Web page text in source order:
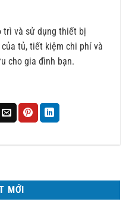
trì và sử dụng thiết bị
tủ, tiết kiệm chi phí và
cho gia đình bạn.
MỚI